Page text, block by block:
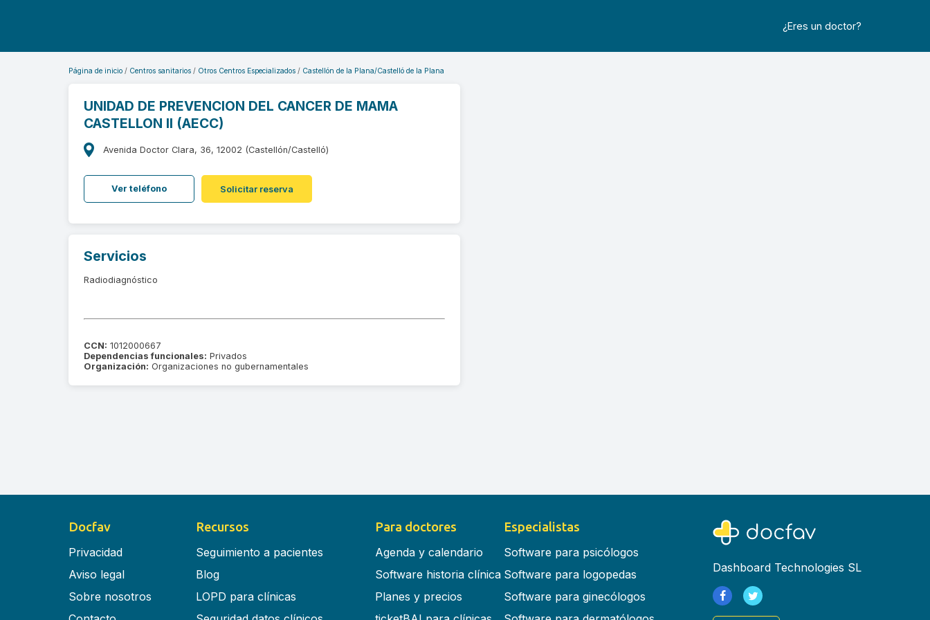
¿Eres un doctor?
Página de inicio Centros sanitarios Otros Centros Especializados Castellón de la Plana/Castelló de la Plana
UNIDAD DE PREVENCION DEL CANCER DE MAMA
CASTELLON II (AECC)
Avenida Doctor Clara, 36, 12002 (Castellón/Castelló)
Ver teléfono Solicitar reserva
Servicios
Radiodiagnóstico
CCN: 1012000667
Dependencias funcionales: Privados
Organización: Organizaciones no gubernamentales
Docfav
Privacidad
Aviso legal
Sobre nosotros
Recursos
Seguimiento a pacientes
Blog
LOPD para clínicas
Para doctores
Agenda y calendario
Software historia clínica
Planes y precios
Especialistas
Software para psicólogos
Software para logopedas
Software para ginecólogos
Dashboard Technologies SL